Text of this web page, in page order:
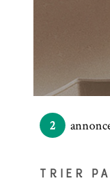
2
TRIER